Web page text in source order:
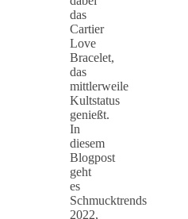
das
Cartier
Love
Bracelet,
das
mittlerweile
Kultstatus
genießt.
In
diesem
Blogpost
geht
es
Schmucktrends
2022,